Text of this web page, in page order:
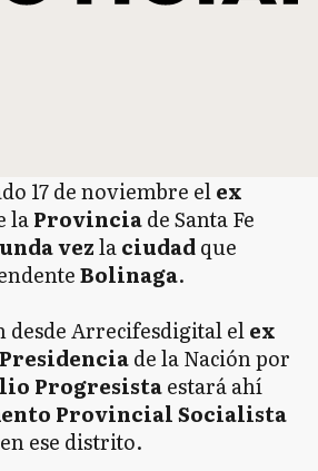
17 de noviembre elex
laProvinciade Santa Fe
vezlaciudadque
Bolinaga.
desde Arrecifesdigital elex
Presidenciade la Nación por
Progresistaestará ahí
ProvincialSocialista
ese distrito.